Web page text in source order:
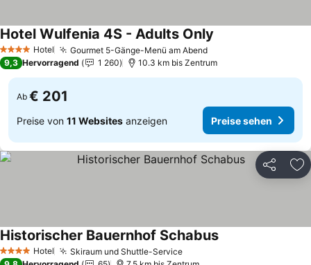
4 Sterne Hotel Gourmet 5-Gänge-Menü am AbendPreise sehen
Hotel Wulfenia 4S - Adults Only
9,3 Hervorragend 1 260 10.3 km bis Zentrum
Ab € 201
Preise von 11 Websites anzeigen Preise sehen
Teilen
4 Sterne Hotel Skiraum und Shuttle-ServicePreise sehen
Historischer Bauernhof SchabusPreise sehen